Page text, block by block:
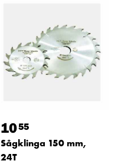
1055
Sågklinga 150 mm,
24T